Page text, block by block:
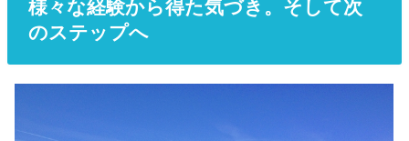
様々な経験から得た気づき。そして次
のステップへ